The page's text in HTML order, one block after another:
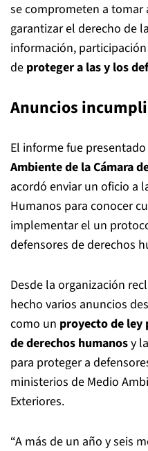
se comprometen a tomar
garantizar el derecho de
información,
de proteger a las y los
Anuncios
El informe fue
Ambiente de la Cámara
acordó enviar un oficio a
Humanos para conocer
implementar el un
defensores de derechos
Desde la organización
hecho varios anuncios
como un proyecto de ley
de derechos humanosy
para proteger a
ministerios de Medio
Exteriores.
“A más de un año y seis